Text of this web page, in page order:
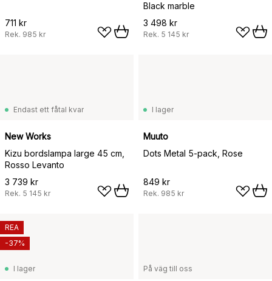
711 kr
Rek. 985 kr
Black marble
3 498 kr
Rek. 5 145 kr
Endast ett fåtal kvar
New Works
Kizu bordslampa large 45 cm,
Rosso Levanto
3 739 kr
Rek. 5 145 kr
I lager
Muuto
Dots Metal 5-pack, Rose
849 kr
Rek. 985 kr
I lager
REA
-37%
På väg till oss